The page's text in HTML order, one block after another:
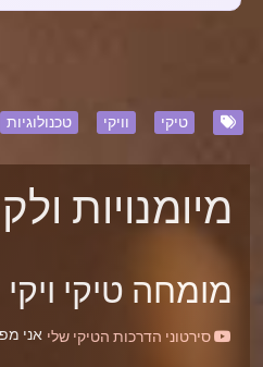
טיקי וויקי טכנולוגיות
מיומנויות
מומחה טיקי ויקי
סירטוני הדרכות הטיקי שלי אני